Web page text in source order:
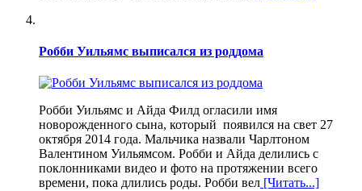
Робби Уильямс выписался из роддома
Робби Уильямс и Айда Филд огласили имя
новорожденного сына, который появился на свет 27
октября 2014 года. Мальчика назвали Чарлтоном
Валентином Уильямсом. Робби и Айда делились с
поклонниками видео и фото на протяжении всего
времени, пока длились роды. Робби вел [Читать...]